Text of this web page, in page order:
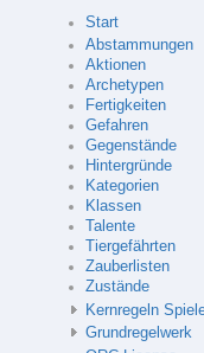
Start
Abstammungen
Aktionen
Archetypen
Fertigkeiten
Gefahren
Gegenstände
Hintergründe
Kategorien
Klassen
Talente
Tiergefährten
Zauberlisten
Zustände
Kernregeln
Grundregelwerk